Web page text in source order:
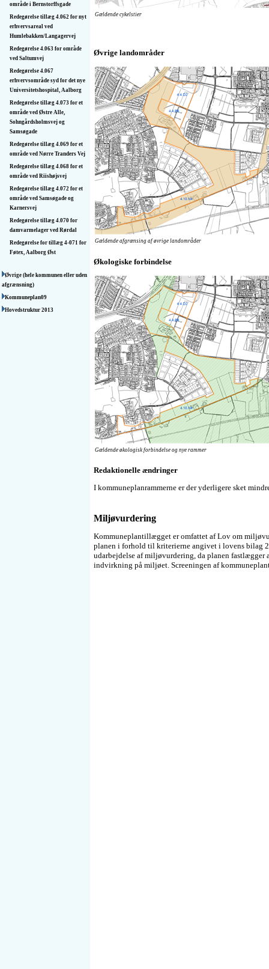
område i Bernstorffsgade
Redegørelse tillæg 4.062 for nyt
erhvervsareal ved
Humlebakken/Langagervej
Redegørelse 4.063 for område
ved Saltumvej
Redegørelse 4.067
erhvervsområde syd for det nye
Universitetshospital, Aalborg
Redegørelse tillæg 4.073 for et
område ved Østre Alle,
Sohngårdsholmsvej og
Samsøgade
Redegørelse tillæg 4.069 for et
område ved Nørre Tranders Vej
Redegørelse tillæg 4.068 for et
område ved Riishøjsvej
Redegørelse tillæg 4.072 for et
område ved Samsøgade og
Karnersvej
Redegørelse tillæg 4.070 for
damvarmelager ved Rørdal
Redegørelse for tillæg 4-071 for
Føtex, Aalborg Øst
Øvrige (hele kommunen eller uden
afgrænsning)
Kommuneplan09
Hovedstruktur 2013
Gældende cykelstier
Øvrige landområder
Gældende afgrænsing af øvrige landområder
Økologiske forbindelse
Gældende økologisk forbindelse og nye rammer
Redaktionelle ændringer
I kommuneplanrammerne er der yderligere sket
Miljøvurdering
Kommuneplantillægget er omfattet af Lov om
planen i forhold til kriterierne angivet i lovens bilag
udarbejdelse af miljøvurdering, da planen fastlægger
indvirkning på miljøet. Screeningen af